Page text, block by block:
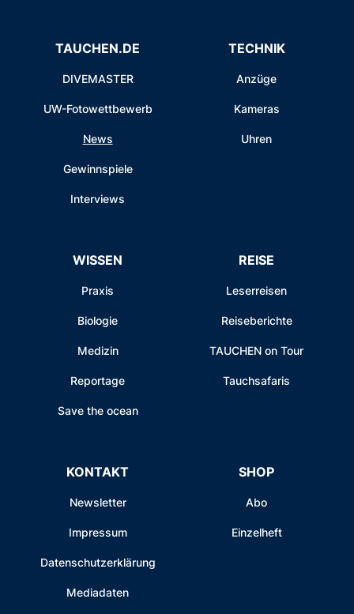
TAUCHEN.DE
DIVEMASTER
UW-Fotowettbewerb
News
Gewinnspiele
Interviews
TECHNIK
Anzüge
Kameras
Uhren
WISSEN
Praxis
Biologie
Medizin
Reportage
Save the ocean
REISE
Leserreisen
Reiseberichte
TAUCHEN on Tour
Tauchsafaris
KONTAKT
Newsletter
Impressum
Datenschutzerklärung
Mediadaten
SHOP
Abo
Einzelheft